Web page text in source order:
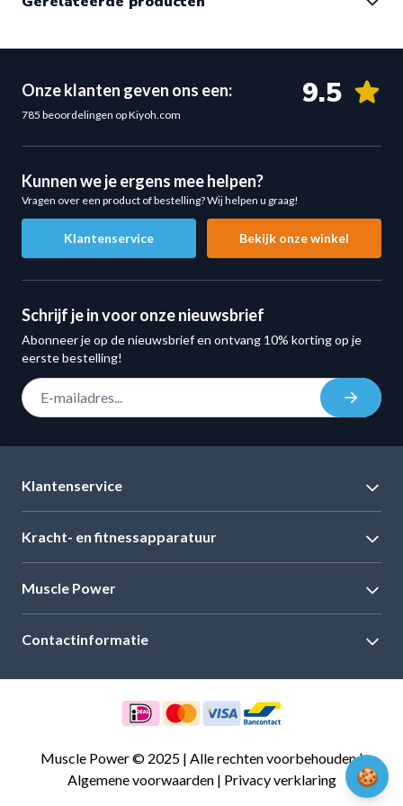
uitbreidingen:
Onze klanten geven ons een:
785 beoordelingen op Kiyoh.com
9.5
Kunnen we je ergens mee helpen?
Vragen over een product of bestelling? Wij helpen u graag!
Klantenservice Bekijk onze winkel
Schrijf je in voor onze nieuwsbrief
Abonneer je op de nieuwsbrief en ontvang 10% korting op je
eerste bestelling!
Klantenservice
Kracht- en fitnessapparatuur
Muscle Power
Contactinformatie
Muscle Power © 2025 | Alle rechten voorbehouden |
Algemene voorwaarden| Privacy verklaring 🍪